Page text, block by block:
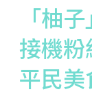
「柚
接機
平民